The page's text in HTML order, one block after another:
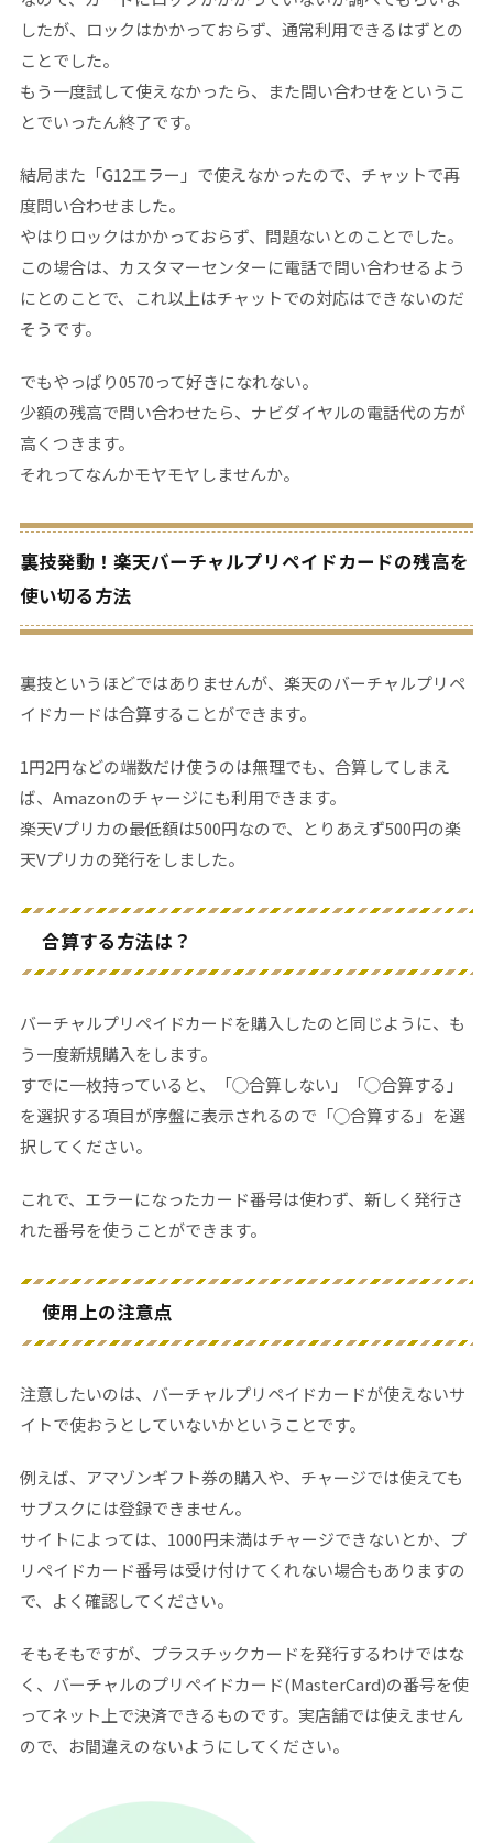
したが、ロックはかかっておらず、通常利用できるはずとの
ことでした。
もう一度試して使えなかったら、また問い合わせをというこ
とでいったん終了です。
結局また「G12エラー」で使えなかったので、チャットで再
度問い合わせました。
やはりロックはかかっておらず、問題ないとのことでした。
この場合は、カスタマーセンターに電話で問い合わせるよう
にとのことで、これ以上はチャットでの対応はできないのだ
そうです。
でもやっぱり0570って好きになれない。
少額の残高で問い合わせたら、ナビダイヤルの電話代の方が
高くつきます。
それってなんかモヤモヤしませんか。
裏技発動！楽天バーチャルプリペイドカードの残高を
使い切る方法
裏技というほどではありませんが、楽天のバーチャルプリペ
イドカードは合算することができます。
1円2円などの端数だけ使うのは無理でも、合算してしまえ
ば、Amazonのチャージにも利用できます。
楽天Vプリカの最低額は500円なので、とりあえず500円の楽
天Vプリカの発行をしました。
合算する方法は？
バーチャルプリペイドカードを購入したのと同じように、も
う一度新規購入をします。
すでに一枚持っていると、「◯合算しない」「◯合算する」
を選択する項目が序盤に表示されるので「◯合算する」を選
択してください。
これで、エラーになったカード番号は使わず、新しく発行さ
れた番号を使うことができます。
使用上の注意点
注意したいのは、バーチャルプリペイドカードが使えないサ
イトで使おうとしていないかということです。
例えば、アマゾンギフト券の購入や、チャージでは使えても
サブスクには登録できません。
サイトによっては、1000円未満はチャージできないとか、プ
リペイドカード番号は受け付けてくれない場合もありますの
で、よく確認してください。
そもそもですが、プラスチックカードを発行するわけではな
く、バーチャルのプリペイドカード(MasterCard)の番号を使
ってネット上で決済できるものです。実店舗では使えません
ので、お間違えのないようにしてください。